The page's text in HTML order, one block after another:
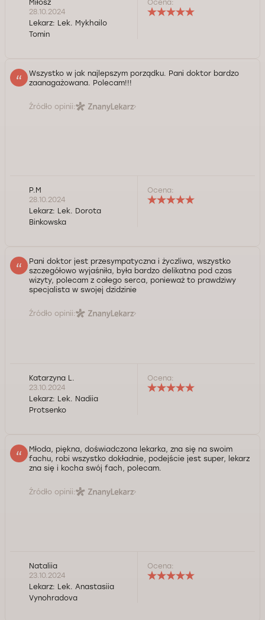
Miłosz
28.10.2024
Lekarz: Lek. Mykhailo
Tomin
Ocena:
Wszystko w jak najlepszym porządku. Pani doktor bardzo
zaanagażowana. Polecam!!!
Źródło opinii:
P.M
28.10.2024
Lekarz: Lek. Dorota
Binkowska
Ocena:
Pani doktor jest przesympatyczna i życzliwa, wszystko
szczegółowo wyjaśniła, była bardzo delikatna pod czas
wizyty, polecam z całego serca, ponieważ to prawdziwy
specjalista w swojej dzidzinie
Źródło opinii:
Katarzyna L.
23.10.2024
Lekarz: Lek. Nadiia
Protsenko
Ocena:
Młoda, piękna, doświadczona lekarka, zna się na swoim
fachu, robi wszystko dokładnie, podejście jest super, lekarz
zna się i kocha swój fach, polecam.
Źródło opinii:
Nataliia
23.10.2024
Lekarz: Lek. Anastasiia
Vynohradova
Ocena: